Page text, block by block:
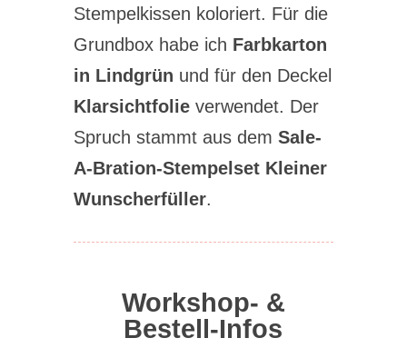
Stempelkissen koloriert. Für die
Grundbox habe ich Farbkarton
in Lindgrün und für den Deckel
Klarsichtfolieverwendet. Der
Spruch stammt aus dem Sale-
A-Bration-Stempelset Kleiner
Wunscherfüller.
Workshop- &
Bestell-Infos